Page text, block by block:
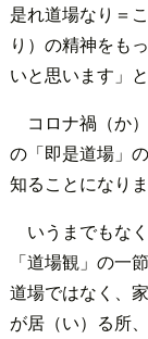
是れ道場なり＝
り）の精神をも
いと思います」
コロナ禍（か
の「即是道場」
知ることになりま
いうまでもな
「道場観」の一
道場ではなく、
が居（い）る所